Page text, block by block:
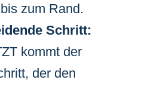
zum Rand.
Schritt:
kommt der
der den